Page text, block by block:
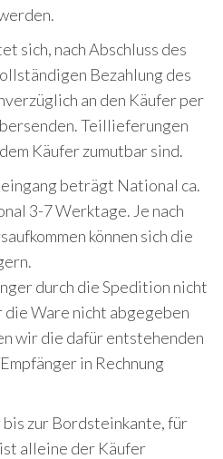
sich, nach Abschluss des
Bezahlung des
an den Käufer per
Teillieferungen
Käufer zumutbar sind.
beträgt National ca.
3-7 Werktage. Je nach
können sich die
durch die Spedition nicht
Ware nicht abgegeben
wir die dafür entstehenden
in Rechnung
zur Bordsteinkante, für
alleine der Käufer